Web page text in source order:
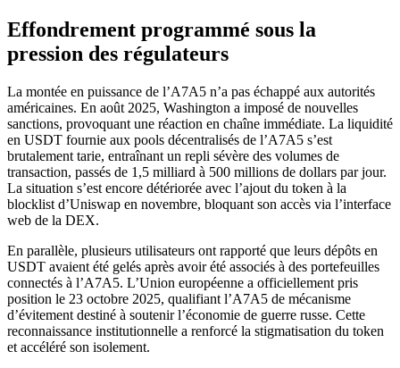
Effondrement programmé sous la
pression des régulateurs
La montée en puissance de l’A7A5 n’a pas échappé aux autorités
américaines. En août 2025, Washington a imposé de nouvelles
sanctions, provoquant une réaction en chaîne immédiate. La liquidité
en USDT fournie aux pools décentralisés de l’A7A5 s’est
brutalement tarie, entraînant un repli sévère des volumes de
transaction, passés de 1,5 milliard à 500 millions de dollars par jour.
La situation s’est encore détériorée avec l’ajout du token à la
blocklist d’Uniswap en novembre, bloquant son accès via l’interface
web de la DEX.
En parallèle, plusieurs utilisateurs ont rapporté que leurs dépôts en
USDT avaient été gelés après avoir été associés à des portefeuilles
connectés à l’A7A5. L’Union européenne a officiellement pris
position le 23 octobre 2025, qualifiant l’A7A5 de mécanisme
d’évitement destiné à soutenir l’économie de guerre russe. Cette
reconnaissance institutionnelle a renforcé la stigmatisation du token
et accéléré son isolement.